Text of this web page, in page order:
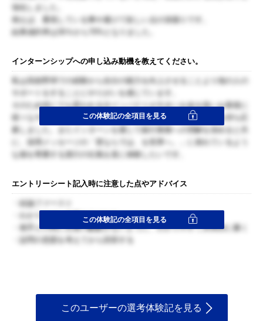
強化しました。
例えば、重視している事や避けて欲しい点の深掘りです。
結果成約率は30％から70%となりました。
インターンシップへの申し込み動機を教えてください。
私は高校野球での経験から自分の能力を向上させることより他の人の
そのため何にでも変われる分インパクトが大きいお金を扱いお客様に
様々なサービスを提供し価値の向上を実現できる銀行に興味を持ち応
募しました。またインターンを通じて銀行業務への理解を深めると共
に、採用メッセージの「君ならでは、を世界へ。」に表れているよう
な個を尊重する貴行の社風を直に体験したいです。
この体験記の全項目を見る
エントリーシート記入時に注意した点やアドバイス
・結論ファースト
・わかりやすい文章を心がける
・相手との間に言葉の齟齬がないように、わかりやすく具体的に書く
この体験記の全項目を見る
このユーザーの選考体験記を見る